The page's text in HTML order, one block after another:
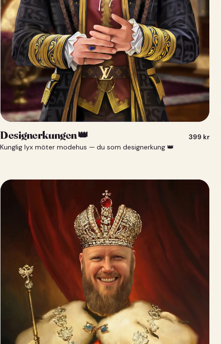
Designerkungen 👑
Kunglig lyx möter modehus — du som designerkung 👑
399 kr